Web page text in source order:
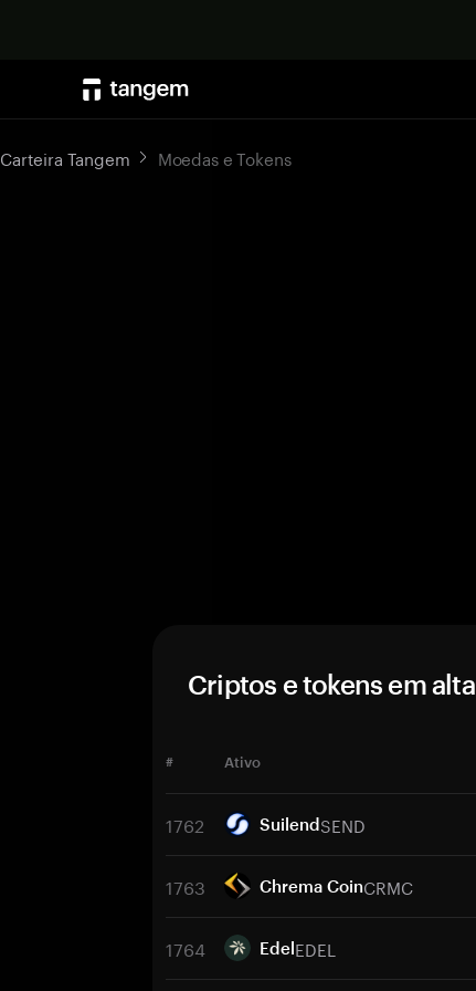
Carteira Tangem Moedas e Tokens
Criptos e tokens em alta
# Ativo
1762 SuilendSEND
1763 Chrema CoinCRMC
1764 EdelEDEL